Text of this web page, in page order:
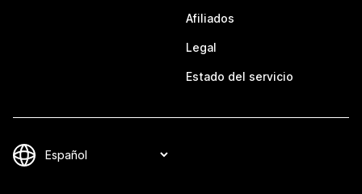
Afiliados
Legal
Estado del servicio